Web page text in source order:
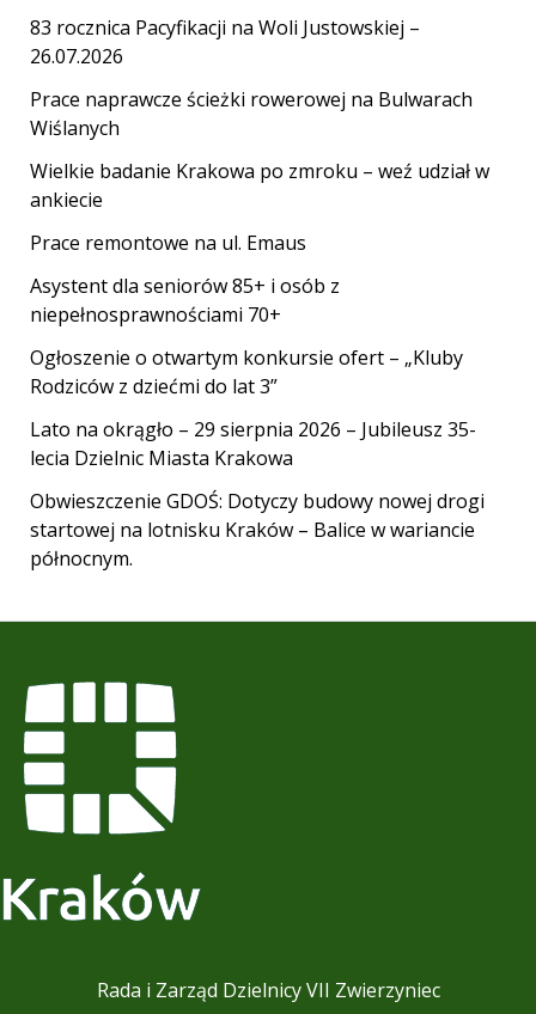
83 rocznica Pacyfikacji na Woli Justowskiej –
26.07.2026
Prace naprawcze ścieżki rowerowej na Bulwarach
Wiślanych
Wielkie badanie Krakowa po zmroku – weź udział w
ankiecie
Prace remontowe na ul. Emaus
Asystent dla seniorów 85+ i osób z
niepełnosprawnościami 70+
Ogłoszenie o otwartym konkursie ofert – „Kluby
Rodziców z dziećmi do lat 3”
Lato na okrągło – 29 sierpnia 2026 – Jubileusz 35-
lecia Dzielnic Miasta Krakowa
Obwieszczenie GDOŚ: Dotyczy budowy nowej drogi
startowej na lotnisku Kraków – Balice w wariancie
północnym.
Rada i Zarząd Dzielnicy VII Zwierzyniec